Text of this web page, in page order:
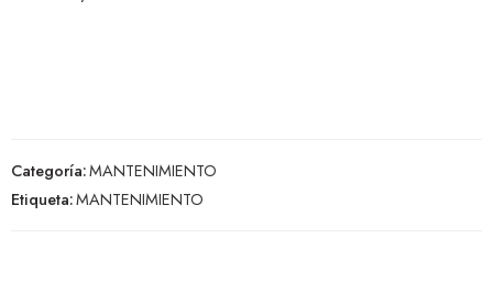
Categoría:MANTENIMIENTO
Etiqueta:MANTENIMIENTO